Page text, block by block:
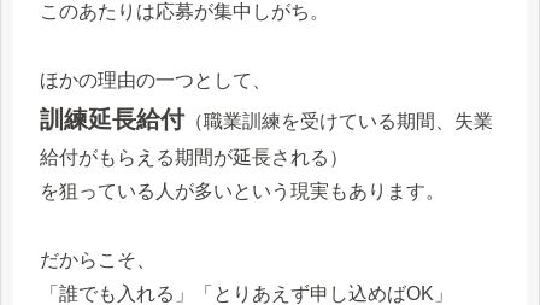
このあたりは応募が集中しがち。
ほかの理由の一つとして、
訓練延長給付（職業訓練を受けている期間、失業
給付がもらえる期間が延長される）
を狙っている人が多いという現実もあります。
だからこそ、
「誰でも入れる」「とりあえず申し込めばOK」